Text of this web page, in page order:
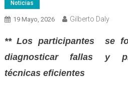
Noticias
19 Mayo, 2026 Gilberto Daly
** Los participantes se
diagnosticar fallas y
técnicas eficientes